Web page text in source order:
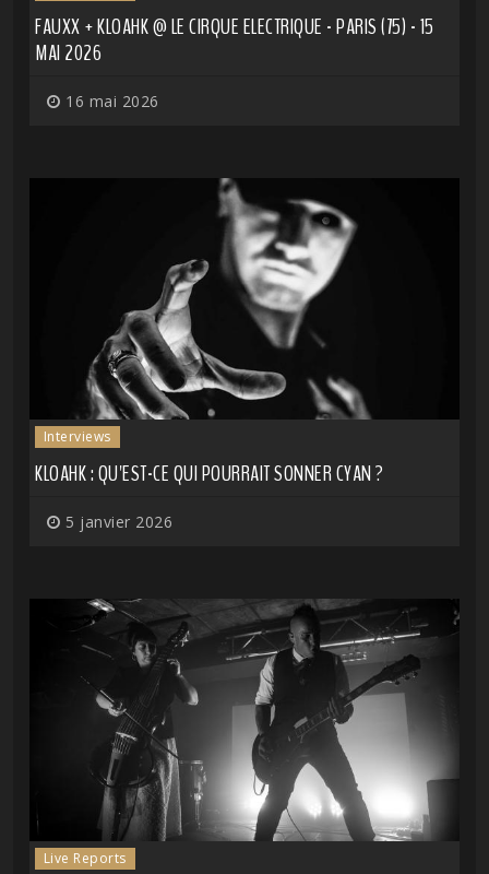
FAUXX + KLOAHK @ LE CIRQUE ELECTRIQUE - PARIS (75) - 15
MAI 2026
16 mai 2026
Interviews
KLOAHK : QU'EST-CE QUI POURRAIT SONNER CYAN ?
5 janvier 2026
Live Reports